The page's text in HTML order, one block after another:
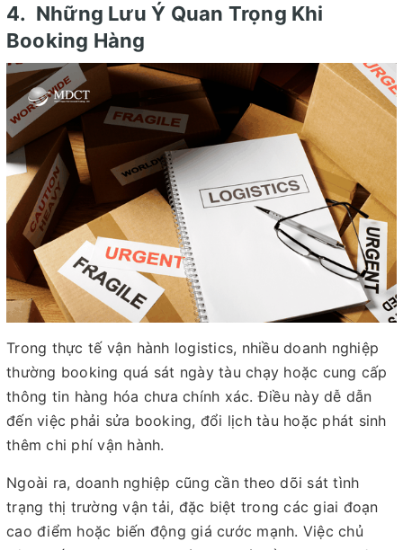
4. Những Lưu Ý Quan Trọng Khi
Booking Hàng
Trong thực tế vận hành logistics, nhiều doanh nghiệp
thường booking quá sát ngày tàu chạy hoặc cung cấp
thông tin hàng hóa chưa chính xác. Điều này dễ dẫn
đến việc phải sửa booking, đổi lịch tàu hoặc phát sinh
thêm chi phí vận hành.
Ngoài ra, doanh nghiệp cũng cần theo dõi sát tình
trạng thị trường vận tải, đặc biệt trong các giai đoạn
cao điểm hoặc biến động giá cước mạnh. Việc chủ